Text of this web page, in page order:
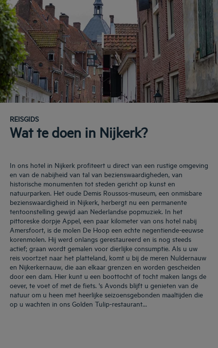
REISGIDS
Wat te doen in Nijkerk?
In ons hotel in Nijkerk profiteert u direct van een rustige omgeving
en van de nabijheid van tal van bezienswaardigheden, van
historische monumenten tot steden gericht op kunst en
natuurparken. Het oude Demis Roussos-museum, een onmisbare
bezienswaardigheid in Nijkerk, herbergt nu een permanente
tentoonstelling gewijd aan Nederlandse popmuziek. In het
pittoreske dorpje Appel, een paar kilometer van ons hotel nabij
Amersfoort, is de molen De Hoop een echte negentiende-eeuwse
korenmolen. Hij werd onlangs gerestaureerd en is nog steeds
actief; graan wordt gemalen voor dierlijke consumptie. Als u uw
reis voortzet naar het platteland, komt u bij de meren Nuldernauw
en Nijkerkernauw, die aan elkaar grenzen en worden gescheiden
door een dam. Hier kunt u een boottocht of tocht maken langs de
oever, te voet of met de fiets. 's Avonds blijft u genieten van de
natuur om u heen met heerlijke seizoensgebonden maaltijden die
op u wachten in ons Golden Tulip-restaurant…